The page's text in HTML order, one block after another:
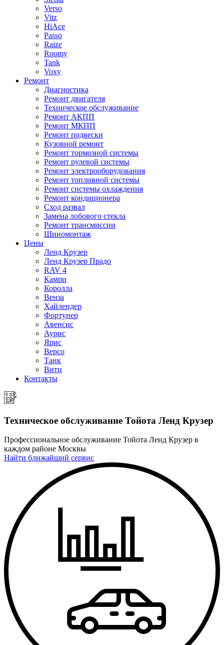
Verso
Vitz
HiAce
Passo
Raize
Roomy
Tank
Voxy
Ремонт
Диагностика
Ремонт двигателя
Техническое обслуживание
Ремонт АКПП
Ремонт МКПП
Ремонт подвески
Кузовной ремонт
Ремонт тормозной системы
Ремонт рулевой системы
Ремонт электрооборудования
Ремонт топливной системы
Ремонт системы охлаждения
Ремонт кондиционера
Сход развал
Замена лобового стекла
Ремонт трансмиссии
Шиномонтаж
Цены
Ленд Крузер
Ленд Крузер Прадо
RAV 4
Камри
Королла
Венза
Хайлендер
Фортунер
Авенсис
Аурис
Ярис
Версо
Танк
Витц
Контакты
Техническое обслуживание Тойота Ленд Крузер
Профессиональное обслуживание Тойота Ленд Крузер в
каждом районе Москвы
Найти ближайший сервис